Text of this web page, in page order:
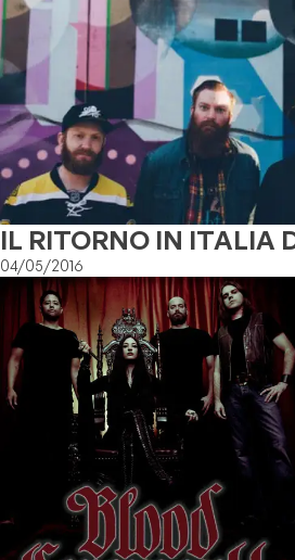
IL RITORNO IN ITALIA
STRONG
04/05/2016